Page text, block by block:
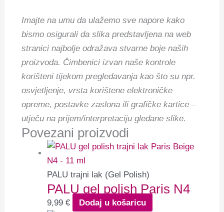
Imajte na umu da ulažemo sve napore kako
bismo osigurali da slika predstavljena na web
stranici najbolje odražava stvarne boje naših
proizvoda. Čimbenici izvan naše kontrole
korišteni tijekom pregledavanja kao što su npr.
osvjetljenje, vrsta korištene elektroničke
opreme, postavke zaslona ili grafičke kartice –
utječu na prijem/interpretaciju gledane slike.
Povezani proizvodi
PALU trajni lak (Gel Polish)
PALU gel polish Paris N4
9,99€ Dodaj u košaricu